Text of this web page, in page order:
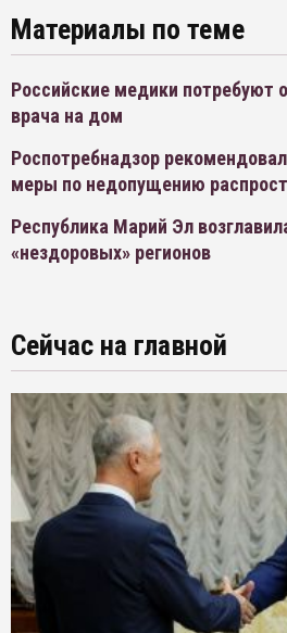
Материалы по теме
Российские медики потребуют
врача на дом
Роспотребнадзор
меры по недопущению
Республика Марий Эл
«нездоровых» регионов
Сейчас на главной